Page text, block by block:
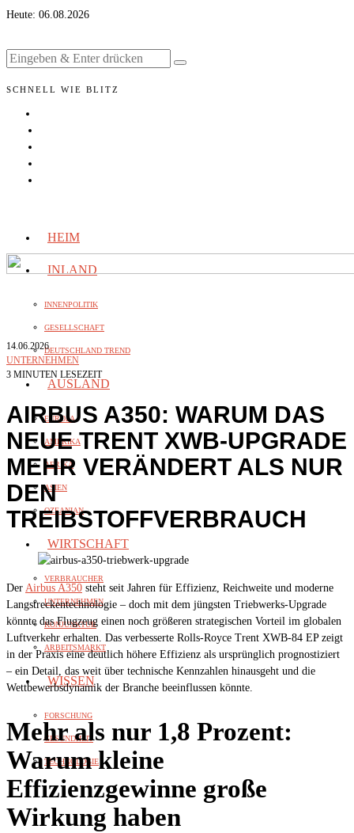
Heute: 06.08.2026
SCHNELL WIE BLITZ
HEIM
INLAND
INNENPOLITIK
GESELLSCHAFT
DEUTSCHLAND TREND
AUSLAND
EUROPA
AMERIKA
AFRIKA
ASIEN
OZEANIAN
WIRTSCHAFT
VERBRAUCHER
UNTERNEHMEN
KONJUNKTUR
ARBEITSMARKT
WISSEN
FORSCHUNG
GESUNDHEIT
TECHNOLOGIE
14.06.2026
UNTERNEHMEN
3 MINUTEN LESEZEIT
AIRBUS A350: WARUM DAS
NEUE TRENT XWB-UPGRADE
MEHR VERÄNDERT ALS NUR
DEN
TREIBSTOFFVERBRAUCH
Der Airbus A350 steht seit Jahren für Effizienz, Reichweite und moderne
Langstreckentechnologie – doch mit dem jüngsten Triebwerks-Upgrade
könnte das Flugzeug einen noch größeren strategischen Vorteil im globalen
Luftverkehr erhalten. Das verbesserte Rolls-Royce Trent XWB-84 EP zeigt
in der Praxis eine deutlich höhere Effizienz als ursprünglich prognostiziert
– ein Detail, das weit über technische Kennzahlen hinausgeht und die
Wettbewerbsdynamik der Branche beeinflussen könnte.
Mehr als nur 1,8 Prozent:
Warum kleine
Effizienzgewinne große
Wirkung haben